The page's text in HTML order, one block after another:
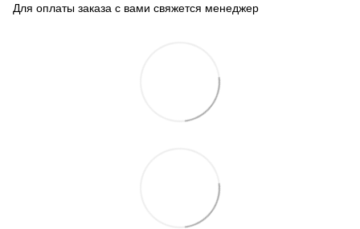
Для оплаты заказа с вами свяжется менеджер